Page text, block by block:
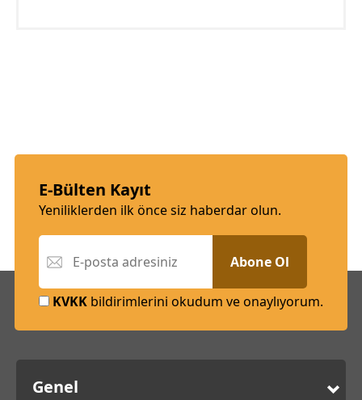
E-Bülten Kayıt
Yeniliklerden ilk önce siz haberdar olun.
Abone Ol
KVKK bildirimlerini okudum ve onaylıyorum.
Genel